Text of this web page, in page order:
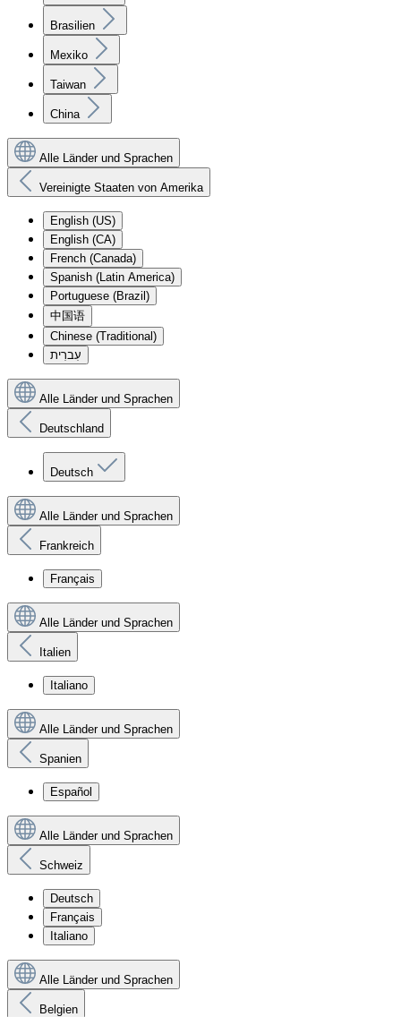
Brasilien
Mexiko
Taiwan
China
Alle Länder und Sprachen
Vereinigte Staaten von Amerika
English (US)
English (CA)
French (Canada)
Spanish (Latin America)
Portuguese (Brazil)
中国语
Chinese (Traditional)
עִברִית
Alle Länder und Sprachen
Deutschland
Deutsch
Alle Länder und Sprachen
Frankreich
Français
Alle Länder und Sprachen
Italien
Italiano
Alle Länder und Sprachen
Spanien
Español
Alle Länder und Sprachen
Schweiz
Deutsch
Français
Italiano
Alle Länder und Sprachen
Belgien